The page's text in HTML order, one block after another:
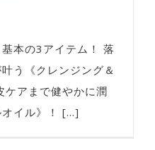
本の3アイテム！ 落
う《クレンジング＆
ケアまで健やかに潤
イル》！ [...]